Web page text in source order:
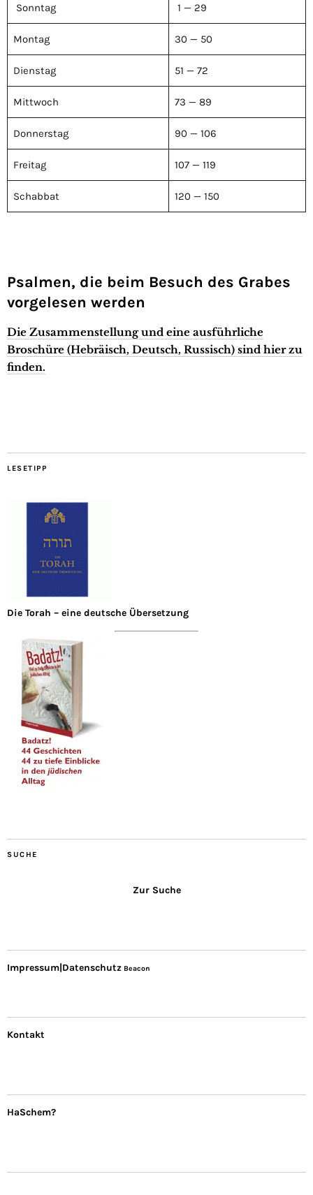
Sonntag 1 — 29
Montag 30 — 50
Dienstag 51 — 72
Mittwoch 73 — 89
Donnerstag 90 — 106
Freitag 107 — 119
Schabbat 120 — 150
Psalmen, die beim Besuch des Grabes
vorgelesen werden
Die Zusammenstellung und eine ausführliche
Broschüre (Hebräisch, Deutsch, Russisch) sind hier zu
finden.
LESETIPP
Die Torah – eine deutsche Übersetzung
SUCHE
Zur Suche
Impressum|Datenschutz Beacon
Kontakt
HaSchem?